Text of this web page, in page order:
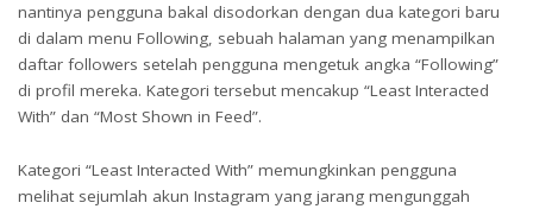
nantinya pengguna bakal disodorkan dengan dua kategori baru
di dalam menu Following, sebuah halaman yang menampilkan
daftar followers setelah pengguna mengetuk angka “Following”
di profil mereka. Kategori tersebut mencakup “Least Interacted
With” dan “Most Shown in Feed”.
Kategori “Least Interacted With” memungkinkan pengguna
melihat sejumlah akun Instagram yang jarang mengunggah